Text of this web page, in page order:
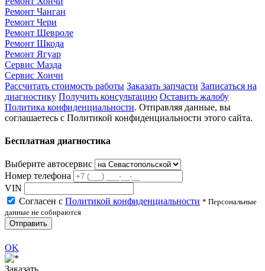
Ремонт Чанган
Ремонт Чери
Ремонт Шевроле
Ремонт Шкода
Ремонт Ягуар
Сервис Мазда
Сервис Хончи
Рассчитать стоимость работы Заказать запчасти Записаться на
диагностику Получить консультацию Оставить жалобу
Политика конфиденциальности. Отправляя данные, вы
соглашаетесь с Политикой конфиденциальности этого сайта.
Бесплатная диагностика
Выберите автосервис
Номер телефона
VIN
Согласен с Политикой конфиденциальности * Персональные
данные не собираются
Отправить
OK
Заказать